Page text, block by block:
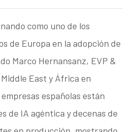
como uno de los
de Europa en la adopción de
Marco Hernansanz, EVP &
East y África en
españolas están
de IA agéntica y decenas de